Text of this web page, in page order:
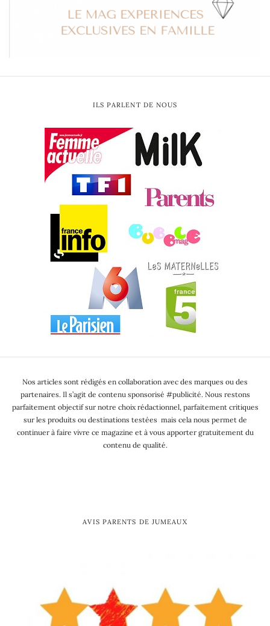
ILS PARLENT DE NOUS
Nos articles sont rédigés en collaboration avec des marques ou des
partenaires. Il s’agit de contenu sponsorisé #publicité. Nous restons
parfaitement objectif sur notre choix rédactionnel, parfaitement critiques
sur les produits ou destinations testées mais cela nous permet de
continuer à faire vivre ce magazine et à vous apporter gratuitement du
contenu de qualité.
AVIS PARENTS DE JUMEAUX